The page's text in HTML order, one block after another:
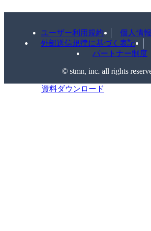
ユーザー利用規約
個人情
外部送信規律に基づく表記
パートナー制度
©️ stmn, inc. all rights
資料ダウンロード